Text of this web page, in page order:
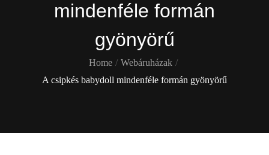
mindenféle formán
gyönyörű
Home
Webáruházak
A csipkés babydoll mindenféle formán gyönyörű